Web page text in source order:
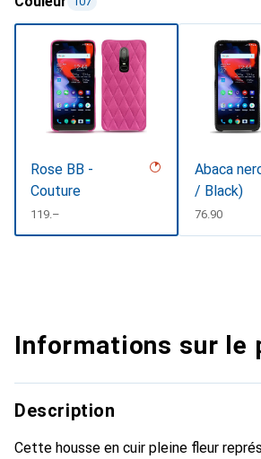
Rose BB -
Couture
CHF
119.–
Abaca
/ Black)
CHF
76.90
Informations sur le
Description
Cette housse en cuir pleine fleur